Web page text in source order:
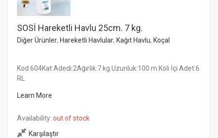
SOSİ Hareketli Havlu 25cm. 7 kg.
Diğer Ürünler, Hareketli Havlular, Kağıt Havlu, Koçal
Kod:604Kat Adedi:2Ağırlık:7 kg.Uzunluk:100 m.Koli İçi Adet:6
RL
Learn More
Availability: out of stock
Karşılaştır